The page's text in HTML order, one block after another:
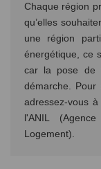
Chaque région
qu’elles
une région
énergétique, ce
car la pose de
démarche.
adressez-vous
l'ANIL
Logement).